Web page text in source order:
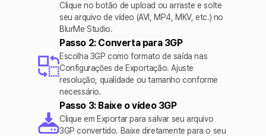
Clique no botão de upload ou arraste e solte
seu arquivo de vídeo (AVI, MP4, MKV, etc.) no
BlurMe Studio.
Passo 2: Converta para 3GP
Escolha 3GP como formato de saída nas
Configurações de Exportação. Ajuste
resolução, qualidade ou tamanho conforme
necessário.
Passo 3: Baixe o vídeo 3GP
Clique em Exportar para salvar seu arquivo
3GP convertido. Baixe diretamente para o seu